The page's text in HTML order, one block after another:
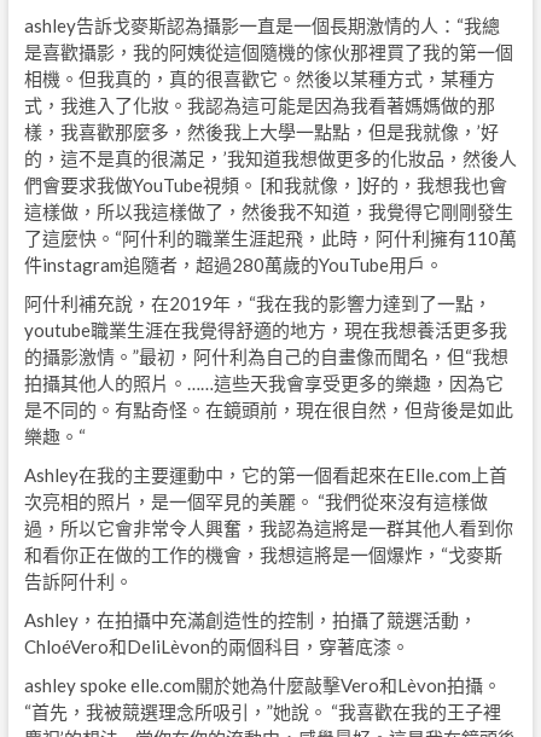
ashley告訴戈麥斯認為攝影一直是一個長期激情的人：“我總
是喜歡攝影，我的阿姨從這個隨機的傢伙那裡買了我的第一個
相機。但我真的，真的很喜歡它。然後以某種方式，某種方
式，我進入了化妝。我認為這可能是因為我看著媽媽做的那
樣，我喜歡那麼多，然後我上大學一點點，但是我就像，’好
的，這不是真的很滿足，’我知道我想做更多的化妝品，然後人
們會要求我做YouTube視頻。 [和我就像，]好的，我想我也會
這樣做，所以我這樣做了，然後我不知道，我覺得它剛剛發生
了這麼快。“阿什利的職業生涯起飛，此時，阿什利擁有110萬
件instagram追隨者，超過280萬歲的YouTube用戶。
阿什利補充說，在2019年，“我在我的影響力達到了一點，
youtube職業生涯在我覺得舒適的地方，現在我想養活更多我
的攝影激情。”最初，阿什利為自己的自畫像而聞名，但“我想
拍攝其他人的照片。……這些天我會享受更多的樂趣，因為它
是不同的。有點奇怪。在鏡頭前，現在很自然，但背後是如此
樂趣。“
Ashley在我的主要運動中，它的第一個看起來在Elle.com上首
次亮相的照片，是一個罕見的美麗。 “我們從來沒有這樣做
過，所以它會非常令人興奮，我認為這將是一群其他人看到你
和看你正在做的工作的機會，我想這將是一個爆炸，“戈麥斯
告訴阿什利。
Ashley，在拍攝中充滿創造性的控制，拍攝了競選活動，
ChloéVero和DeliLèvon的兩個科目，穿著底漆。
ashley spoke elle.com關於她為什麼敲擊Vero和Lèvon拍攝。
“首先，我被競選理念所吸引，”她說。 “我喜歡在我的王子裡